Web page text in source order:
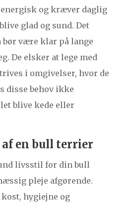
og kræver daglig
glad og sund. Det
bør være klar på lange
De elsker at lege med
i omgivelser, hvor de
disse behov ikke
blive kede eller
en bull terrier
livsstil for din bull
pleje afgørende.
hygiejne og